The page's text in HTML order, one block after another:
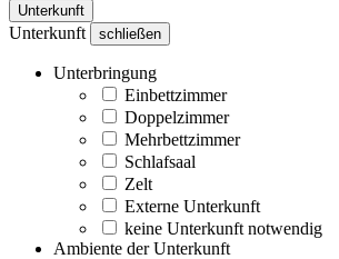
Unterkunft
Unterkunft schließen
Unterbringung
Einbettzimmer
Doppelzimmer
Mehrbettzimmer
Schlafsaal
Zelt
Externe Unterkunft
keine Unterkunft notwendig
Ambiente der Unterkunft